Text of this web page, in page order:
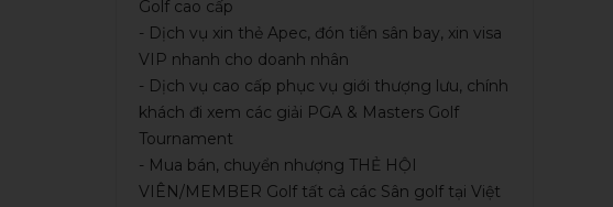
Golf cao cấp
- Dịch vụ xin thẻ Apec, đón tiễn sân bay, xin visa
VIP nhanh cho doanh nhân
- Dịch vụ cao cấp phục vụ giới thượng lưu, chính
khách đi xem các giải PGA & Masters Golf
Tournament
- Mua bán, chuyển nhượng THẺ HỘI
VIÊN/MEMBER Golf tất cả các Sân golf tại Việt